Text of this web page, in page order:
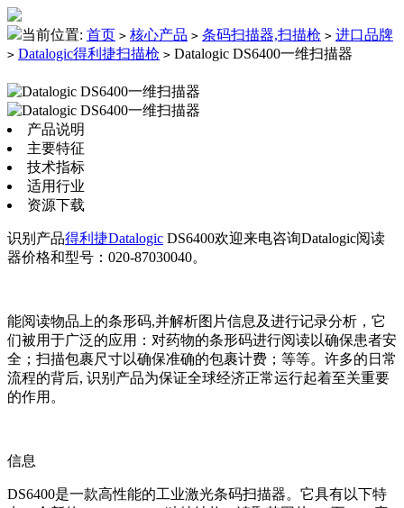
当前位置: 首页 > 核心产品 > 条码扫描器,扫描枪 > 进口品牌
> Datalogic得利捷扫描枪 > Datalogic DS6400一维扫描器
产品说明
主要特征
技术指标
适用行业
资源下载
识别产品得利捷Datalogic DS6400欢迎来电咨询Datalogic阅读
器价格和型号：020-87030040。
能阅读物品上的条形码,并解析图片信息及进行记录分析，它
们被用于广泛的应用：对药物的条形码进行阅读以确保患者安
全；扫描包裹尺寸以确保准确的包裹计费；等等。许多的日常
流程的背后, 识别产品为保证全球经济正常运行起着至关重要
的作用。
信息
DS6400是一款高性能的工业激光条码扫描器。它具有以下特